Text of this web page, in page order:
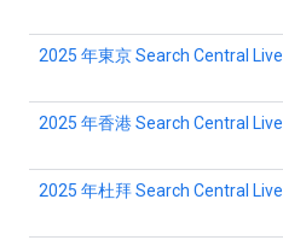
2025 年東京 Search Central Live
2025 年香港 Search Central Live
2025 年杜拜 Search Central Live